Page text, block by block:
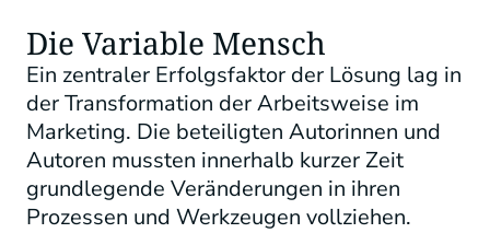
Die Variable Mensch
Ein zentraler Erfolgsfaktor der Lösung lag in
der Transformation der Arbeitsweise im
Marketing. Die beteiligten Autorinnen und
Autoren mussten innerhalb kurzer Zeit
grundlegende Veränderungen in ihren
Prozessen und Werkzeugen vollziehen.